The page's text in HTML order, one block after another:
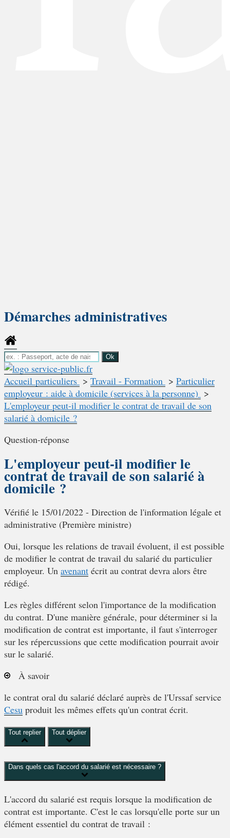
Démarches administratives
Accueil particuliers > Travail - Formation > Particulier
employeur : aide à domicile (services à la personne) >
L'employeur peut-il modifier le contrat de travail de son
salarié à domicile ?
Question-réponse
L'employeur peut-il modifier le
contrat de travail de son salarié à
domicile ?
Vérifié le 15/01/2022 - Direction de l'information légale et
administrative (Première ministre)
Oui, lorsque les relations de travail évoluent, il est possible
de modifier le contrat de travail du salarié du particulier
employeur. Un avenant écrit au contrat devra alors être
rédigé.
Les règles différent selon l'importance de la modification
du contrat. D'une manière générale, pour déterminer si la
modification de contrat est importante, il faut s'interroger
sur les répercussions que cette modification pourrait avoir
sur le salarié.
À savoir
le contrat oral du salarié déclaré auprès de l'Urssaf service
Cesu produit les mêmes effets qu'un contrat écrit.
Tout replier Tout déplier
Dans quels cas l'accord du salarié est nécessaire ?
L'accord du salarié est requis lorsque la modification de
contrat est importante. C'est le cas lorsqu'elle porte sur un
élément essentiel du contrat de travail :